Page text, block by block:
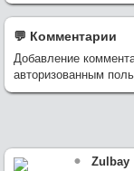
💬︎ Комментарии
Добавление
авторизованным
Zulbay